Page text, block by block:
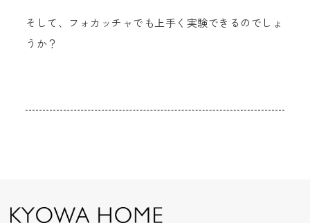
そして、フォカッチャでも上手く実験できるのでしょ
うか？